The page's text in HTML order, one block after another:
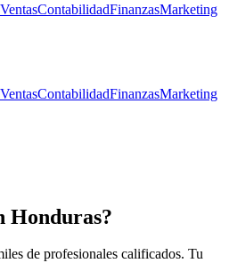
VentasContabilidadFinanzasMarketing
VentasContabilidadFinanzasMarketing
Honduras?
de profesionales calificados. Tu